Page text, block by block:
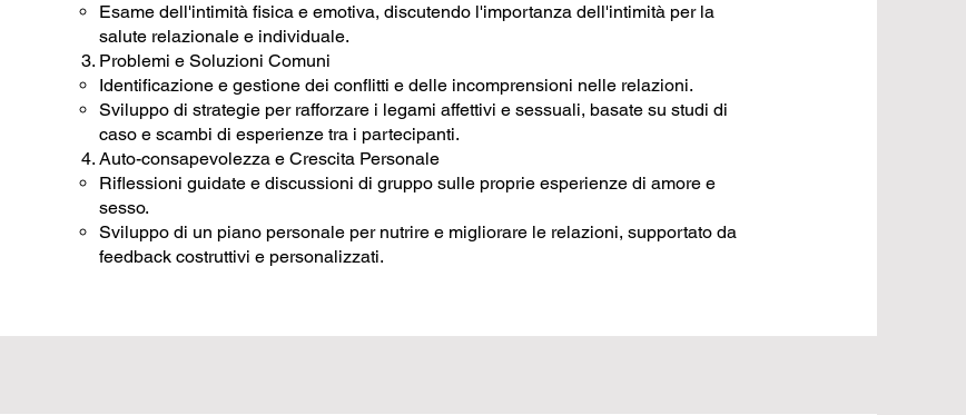
Esame dell'intimità fisica e emotiva, discutendo l'importanza dell'intimità per la
salute relazionale e individuale.
Problemi e Soluzioni Comuni
Identificazione e gestione dei conflitti e delle incomprensioni nelle relazioni.
Sviluppo di strategie per rafforzare i legami affettivi e sessuali, basate su studi di
caso e scambi di esperienze tra i partecipanti.
Auto-consapevolezza e Crescita Personale
Riflessioni guidate e discussioni di gruppo sulle proprie esperienze di amore e
sesso.
Sviluppo di un piano personale per nutrire e migliorare le relazioni, supportato da
feedback costruttivi e personalizzati.